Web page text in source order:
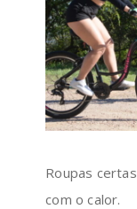
Roupas
com o calor.